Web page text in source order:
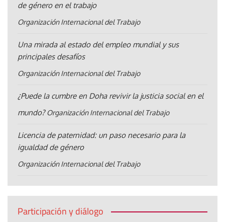
de género en el trabajo
Organización Internacional del Trabajo
Una mirada al estado del empleo mundial y sus
principales desafíos
Organización Internacional del Trabajo
¿Puede la cumbre en Doha revivir la justicia social en el
mundo? Organización Internacional del Trabajo
Licencia de paternidad: un paso necesario para la
igualdad de género
Organización Internacional del Trabajo
Participación y diálogo